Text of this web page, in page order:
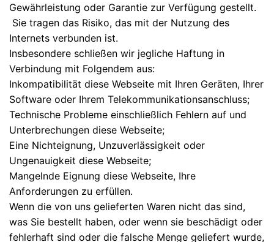
Gewährleistung oder Garantie zur Verfügung gestellt.
Sie tragen das Risiko, das mit der Nutzung des
Internets verbunden ist.
Insbesondere schließen wir jegliche Haftung in
Verbindung mit Folgendem aus:
Inkompatibilität diese Webseite mit Ihren Geräten, Ihrer
Software oder Ihrem Telekommunikationsanschluss;
Technische Probleme einschließlich Fehlern auf und
Unterbrechungen diese Webseite;
Eine Nichteignung, Unzuverlässigkeit oder
Ungenauigkeit diese Webseite;
Mangelnde Eignung diese Webseite, Ihre
Anforderungen zu erfüllen.
Wenn die von uns gelieferten Waren nicht das sind,
was Sie bestellt haben, oder wenn sie beschädigt oder
fehlerhaft sind oder die falsche Menge geliefert wurde,